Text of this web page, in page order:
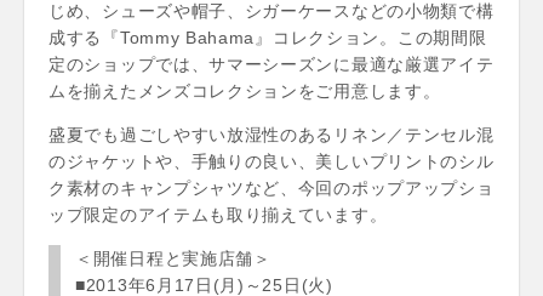
じめ、シューズや帽子、シガーケースなどの小物類で構
成する『Tommy Bahama』コレクション。この期間限
定のショップでは、サマーシーズンに最適な厳選アイテ
ムを揃えたメンズコレクションをご用意します。
盛夏でも過ごしやすい放湿性のあるリネン／テンセル混
のジャケットや、手触りの良い、美しいプリントのシル
ク素材のキャンプシャツなど、今回のポップアップショ
ップ限定のアイテムも取り揃えています。
＜開催日程と実施店舗＞
■2013年6月17日(月)～25日(火)